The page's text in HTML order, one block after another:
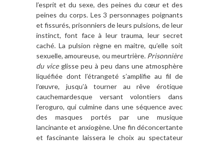
l’esprit et du sexe, des peines du cœur et des
peines du corps. Les 3 personnages poignants
et fissurés, prisonniers de leurs pulsions, de leur
instinct, font face à leur trauma, leur secret
caché. La pulsion règne en maitre, qu’elle soit
sexuelle, amoureuse, ou meurtrière. Prisonnière
du viceglisse peu à peu dans une atmosphère
liquéfiée dont l’étrangeté s’amplifie au fil de
l’œuvre, jusqu’à tourner au rêve érotique
cauchemardesque versant volontiers dans
l’eroguro, qui culmine dans une séquence avec
des masques portés par une musique
lancinante et anxiogène. Une fin déconcertante
et fascinante laissera le choix au spectateur